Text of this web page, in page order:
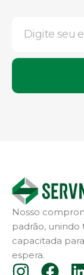
Nosso
padrão,
capacitada
espera.